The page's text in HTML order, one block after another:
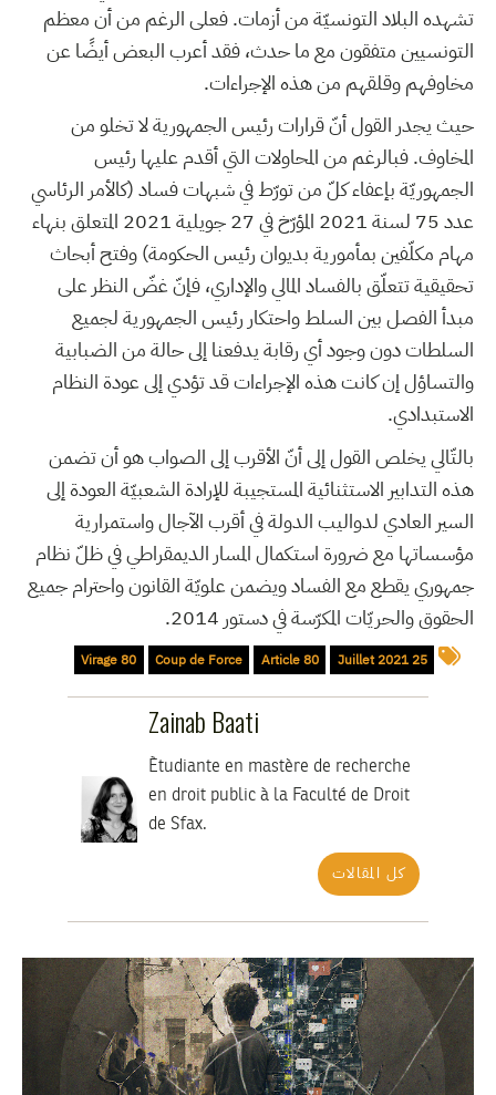
تشهده البلاد التونسيّة من أزمات. فعلى الرغم من أن معظم
التونسيين متفقون مع ما حدث، فقد أعرب البعض أيضًا عن
مخاوفهم وقلقهم من هذه الإجراءات.
حيث يجدر القول أنّ قرارات رئيس الجمهورية لا تخلو من
المخاوف. فبالرغم من المحاولات التي أقدم عليها رئيس
الجمهوريّة بإعفاء كلّ من تورّط في شبهات فساد (كالأمر الرئاسي
عدد 75 لسنة 2021 المؤرّخ في 27 جويلية 2021 المتعلق بنهاء
مهام مكلّفين بمأمورية بديوان رئيس الحكومة) وفتح أبحاث
تحقيقية تتعلّق بالفساد المالي والإداري، فإنّ غضّ النظر على
مبدأ الفصل بين السلط واحتكار رئيس الجمهورية لجميع
السلطات دون وجود أي رقابة يدفعنا إلى حالة من الضبابية
والتساؤل إن كانت هذه الإجراءات قد تؤدي إلى عودة النظام
الاستبدادي.
بالتّالي يخلص القول إلى أنّ الأقرب إلى الصواب هو أن تضمن
هذه التدابير الاستثنائية المستجيبة للإرادة الشعبيّة العودة إلى
السير العادي لدواليب الدولة في أقرب الآجال واستمرارية
مؤسساتها مع ضرورة استكمال المسار الديمقراطي في ظلّ نظام
جمهوري يقطع مع الفساد ويضمن علويّة القانون واحترام جميع
الحقوق والحريّات المكرّسة في دستور 2014.
25 Juillet 2021
Article 80
Coup de Force
Virage 80
Zainab Baati
Ètudiante en mastère de recherche
en droit public à la Faculté de Droit
de Sfax.
كل المقالات